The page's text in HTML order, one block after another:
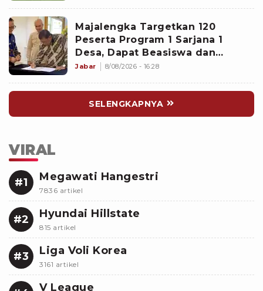
Majalengka Targetkan 120
Peserta Program 1 Sarjana 1
Desa, Dapat Beasiswa dan
Kesempatan Magang di Jepang
Jabar 8/08/2026 - 16:28
SELENGKAPNYA
VIRAL
#1 Megawati Hangestri
7836 artikel
#2 Hyundai Hillstate
815 artikel
#3 Liga Voli Korea
3161 artikel
V League